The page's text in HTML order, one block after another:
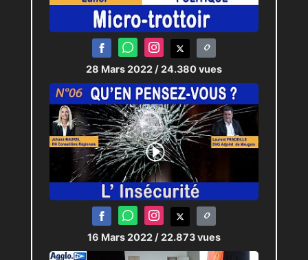
28 Mars 2022 / 24.380 vues
16 Mars 2022 / 22.873 vues